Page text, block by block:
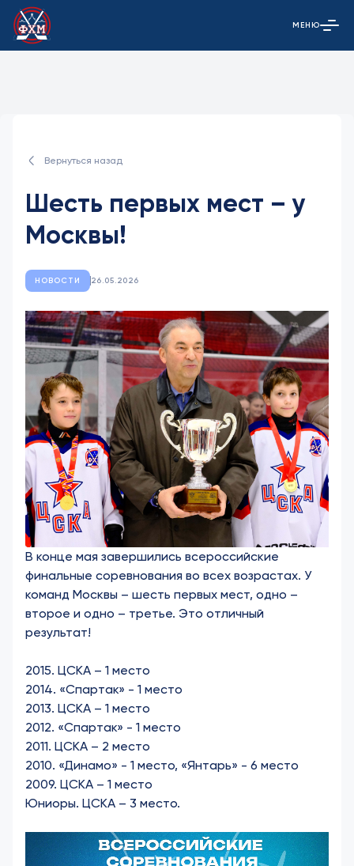
Открыть
МЕНЮ
Вернуться назад
Шесть первых мест – у
Москвы!
НОВОСТИ 26.05.2026
В конце мая завершились всероссийские
финальные соревнования во всех возрастах. У
команд Москвы – шесть первых мест, одно –
второе и одно – третье. Это отличный
результат!
2015. ЦСКА – 1 место
2014. «Спартак» - 1 место
2013. ЦСКА – 1 место
2012. «Спартак» - 1 место
2011. ЦСКА – 2 место
2010. «Динамо» - 1 место, «Янтарь» - 6 место
2009. ЦСКА – 1 место
Юниоры. ЦСКА – 3 место.